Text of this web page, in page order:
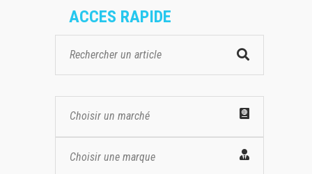
ACCES RAPIDE
Choisir un marché
Choisir une marque